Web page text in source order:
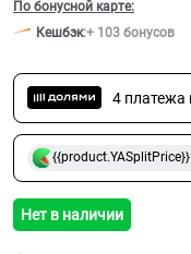
По бонусной карте:
Кешбэк:+ 103 бонусов
4 платежа
Нет в наличии